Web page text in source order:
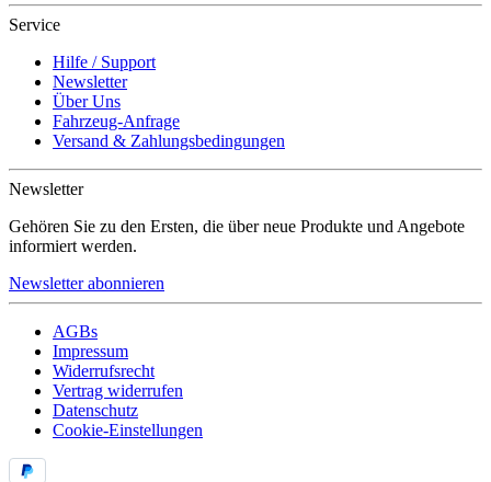
Service
Hilfe / Support
Newsletter
Über Uns
Fahrzeug-Anfrage
Versand & Zahlungsbedingungen
Newsletter
Gehören Sie zu den Ersten, die über neue Produkte und Angebote
informiert werden.
Newsletter abonnieren
AGBs
Impressum
Widerrufsrecht
Vertrag widerrufen
Datenschutz
Cookie-Einstellungen